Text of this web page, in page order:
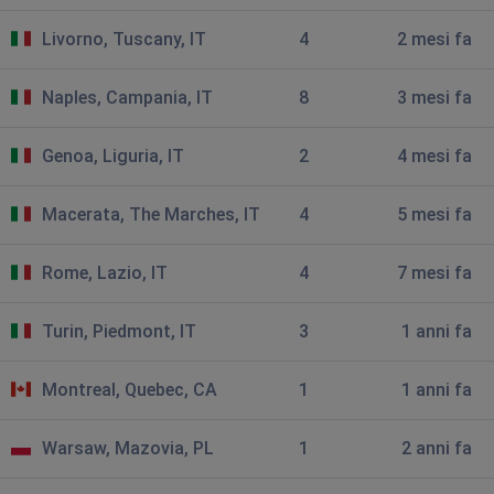
Pier Luigi - Scafati (SA)
Impossibile raggiungere il sito
https://api.webmail.tim.it/auth/oauth/v2/authorize?
disponibile oppure è stata permanentemente spostata
ERR_SOCKET_NOT_CONNECTED
Bologna, Italy
sito non è accessibile da nulla e l'assistenza non da
Livorno, Tuscany, IT 4 2 mesi fa
Naples, Campania, IT 8 3 mesi fa
Genoa, Liguria, IT 2 4 mesi fa
Macerata, The Marches, IT 4 5 mesi fa
Rome, Lazio, IT 4 7 mesi fa
Turin, Piedmont, IT 3 1 anni fa
Montreal, Quebec, CA 1 1 anni fa
Warsaw, Mazovia, PL 1 2 anni fa